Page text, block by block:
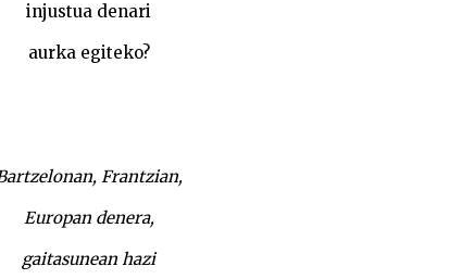
injustua denari
aurka egiteko?
Frantzian,
Europan denera,
gaitasunean hazi